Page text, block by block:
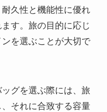
久性と機能性に優れ
す。旅の目的に応じ
を選ぶことが大切で
グを選ぶ際には、旅
それに合致する容量